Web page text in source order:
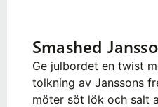
Smashed
Ge julbordet en twist
tolkning av Janssons
möter söt lök och salt